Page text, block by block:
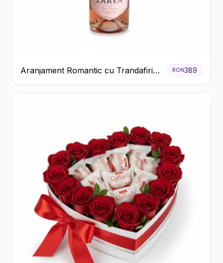
Aranjament Romantic cu Trandafiri
Roșii și Șampanie rose
RON389